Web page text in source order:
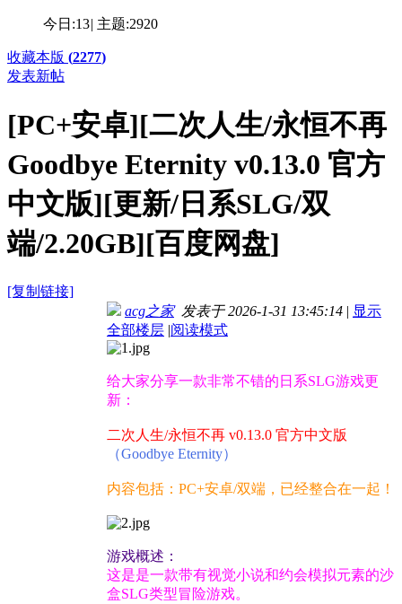
今日:13| 主题:2920
收藏本版 (2277)
发表新帖
[PC+安卓][二次人生/永恒不再
Goodbye Eternity v0.13.0 官方
中文版][更新/日系SLG/双
端/2.20GB][百度网盘]
[复制链接]
acg之家发表于 2026-1-31 13:45:14 | 显示
全部楼层 |阅读模式
给大家分享一款非常不错的日系SLG游戏更
新：
二次人生/永恒不再 v0.13.0 官方中文版
（Goodbye Eternity）
内容包括：PC+安卓/双端，已经整合在一起！
游戏概述：
这是是一款带有视觉小说和约会模拟元素的沙
盒SLG类型冒险游戏。